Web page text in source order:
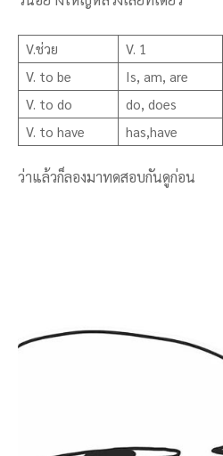
V.ช่วย V. 1
V. to be
Is, am, are
V. to do
do, does
V. to have
has,have
ว่าแล้วก็ลองมาทดสอบกันดูก่อน